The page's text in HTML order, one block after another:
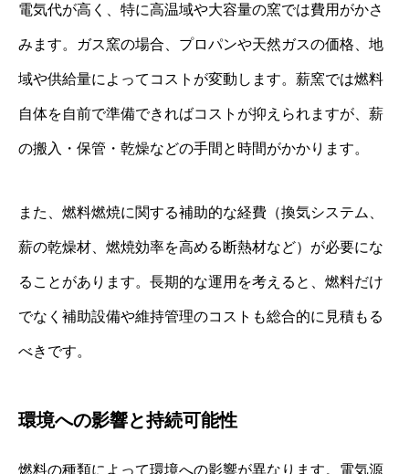
電気代が高く、特に高温域や大容量の窯では費用がかさ
みます。ガス窯の場合、プロパンや天然ガスの価格、地
域や供給量によってコストが変動します。薪窯では燃料
自体を自前で準備できればコストが抑えられますが、薪
の搬入・保管・乾燥などの手間と時間がかかります。
また、燃料燃焼に関する補助的な経費（換気システム、
薪の乾燥材、燃焼効率を高める断熱材など）が必要にな
ることがあります。長期的な運用を考えると、燃料だけ
でなく補助設備や維持管理のコストも総合的に見積もる
べきです。
環境への影響と持続可能性
燃料の種類によって環境への影響が異なります。電気源